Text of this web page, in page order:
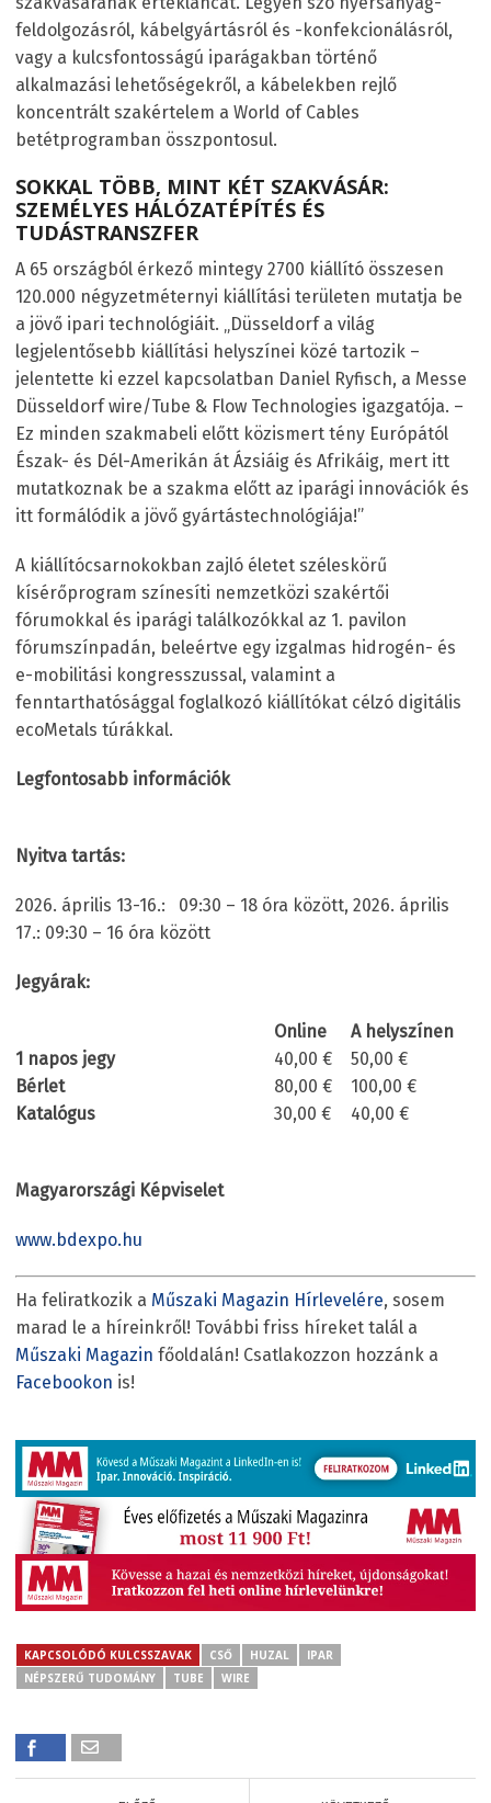
feldolgozásról, kábelgyártásról és -konfekcionálásról,
vagy a kulcsfontosságú iparágakban történő
alkalmazási lehetőségekről, a kábelekben rejlő
koncentrált szakértelem a World of Cables
betétprogramban összpontosul.
SOKKAL TÖBB, MINT KÉT SZAKVÁSÁR:
SZEMÉLYES HÁLÓZATÉPÍTÉS ÉS
TUDÁSTRANSZFER
A 65 országból érkező mintegy 2700 kiállító összesen
120.000 négyzetméternyi kiállítási területen mutatja be
a jövő ipari technológiáit. „Düsseldorf a világ
legjelentősebb kiállítási helyszínei közé tartozik –
jelentette ki ezzel kapcsolatban Daniel Ryfisch, a Messe
Düsseldorf wire/Tube & Flow Technologies igazgatója. –
Ez minden szakmabeli előtt közismert tény Európától
Észak- és Dél-Amerikán át Ázsiáig és Afrikáig, mert itt
mutatkoznak be a szakma előtt az iparági innovációk és
itt formálódik a jövő gyártástechnológiája!”
A kiállítócsarnokokban zajló életet széleskörű
kísérőprogram színesíti nemzetközi szakértői
fórumokkal és iparági találkozókkal az 1. pavilon
fórumszínpadán, beleértve egy izgalmas hidrogén- és
e-mobilitási kongresszussal, valamint a
fenntarthatósággal foglalkozó kiállítókat célzó digitális
ecoMetals túrákkal.
Legfontosabb információk
Nyitva tartás:
2026. április 13-16.: 09:30 – 18 óra között, 2026. április
17.: 09:30 – 16 óra között
Jegyárak:
Online
A helyszínen
1 napos jegy
40,00 €
50,00 €
Bérlet
80,00 €
100,00 €
Katalógus
30,00 € 40,00 €
Magyarországi Képviselet
www.bdexpo.hu
Ha feliratkozik a Műszaki Magazin Hírlevelére, sosem
marad le a híreinkről! További friss híreket talál a
Műszaki Magazin főoldalán! Csatlakozzon hozzánk a
Facebookon is!
KAPCSOLÓDÓ KULCSSZAVAK CSŐ HUZAL
IPAR
NÉPSZERŰ TUDOMÁNY
TUBE WIRE